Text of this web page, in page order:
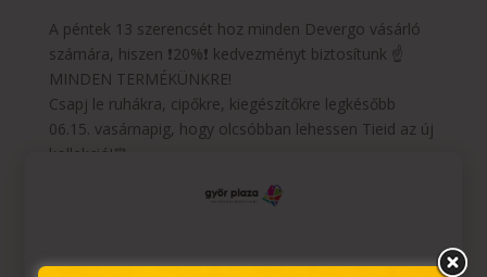
A péntek 13 szerencsét hoz minden Devergo vásárló
számára, hiszen ❗20%❗ kedvezményt biztosítunk ☝️
MINDEN TERMÉKÜNKRE!
Csapj le ruhákra, cipőkre, kiegészítőkre legkésőbb
06.15. vasárnapig, hogy olcsóbban lehessen Tieid az új
kollekció!⏰
Az akció 06.13-06.15. között érvényes.